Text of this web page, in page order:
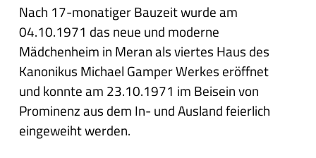
Nach 17-monatiger Bauzeit wurde am
04.10.1971 das neue und moderne
Mädchenheim in Meran als viertes Haus des
Kanonikus Michael Gamper Werkes eröffnet
und konnte am 23.10.1971 im Beisein von
Prominenz aus dem In- und Ausland feierlich
eingeweiht werden.